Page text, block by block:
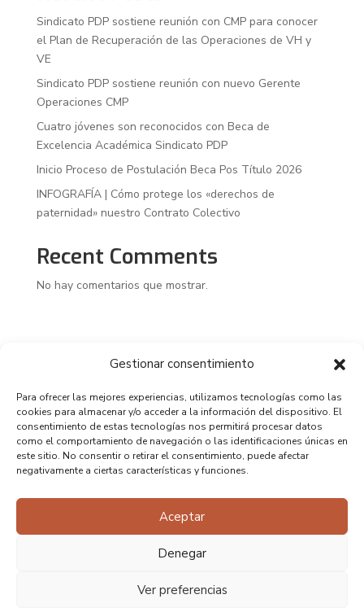
Gestionar consentimiento
Para ofrecer las mejores experiencias, utilizamos tecnologías como las
cookies para almacenar y/o acceder a la información del dispositivo. El
consentimiento de estas tecnologías nos permitirá procesar datos
como el comportamiento de navegación o las identificaciones únicas en
este sitio. No consentir o retirar el consentimiento, puede afectar
negativamente a ciertas características y funciones.
Aceptar
Denegar
Ver preferencias
Sindicato PDP sostiene reunión con CMP para conocer
el Plan de Recuperación de las Operaciones de VH y
VE
Sindicato PDP sostiene reunión con nuevo Gerente
Operaciones CMP
Cuatro jóvenes son reconocidos con Beca de
Excelencia Académica Sindicato PDP
Inicio Proceso de Postulación Beca Pos Título 2026
INFOGRAFÍA | Cómo protege los «derechos de
paternidad» nuestro Contrato Colectivo
Recent Comments
No hay comentarios que mostrar.
Copyright 2025 – Diseño realizado por Perro Negro